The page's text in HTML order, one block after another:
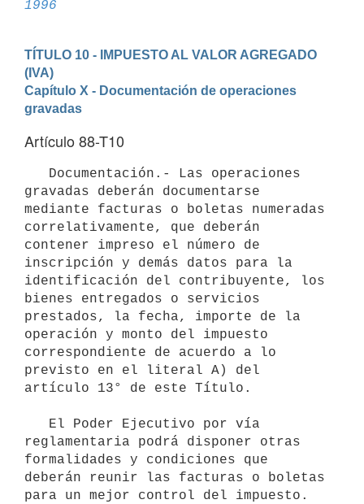
1996
TÍTULO 10 - IMPUESTO AL VALOR AGREGADO
(IVA)
Capítulo X - Documentación de operaciones
gravadas
Artículo 88-T10
gravadas deberán documentarse
mediante facturas o boletas numeradas
correlativamente, que deberán
contener impreso el número de
inscripción y demás datos para la
identificación del contribuyente, los
bienes entregados o servicios
prestados, la fecha, importe de la
operación y monto del impuesto
correspondiente de acuerdo a lo
previsto en el literal A) del
artículo 13° de este Título.
reglamentaria podrá disponer otras
formalidades y condiciones que
deberán reunir las facturas o boletas
para un mejor control del impuesto.